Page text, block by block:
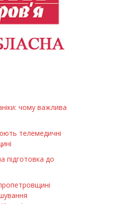
чому важлива
телемедичні
підготовка до